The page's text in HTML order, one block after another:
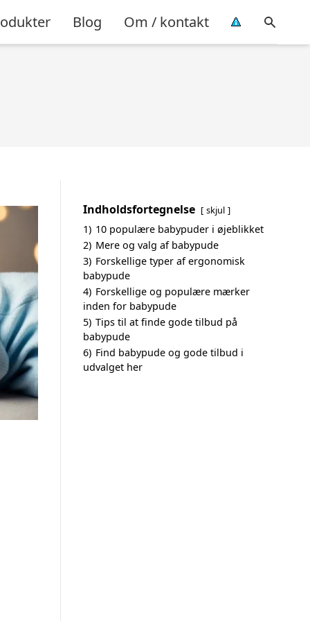
Blog Om / kontakt
Indholdsfortegnelse skjul
1) 10 populære babypuder i øjeblikket
2) Mere og valg af babypude
3) Forskellige typer af ergonomisk
babypude
4) Forskellige og populære mærker
inden for babypude
5) Tips til at finde gode tilbud på
babypude
6) Find babypude og gode tilbud i
udvalget her